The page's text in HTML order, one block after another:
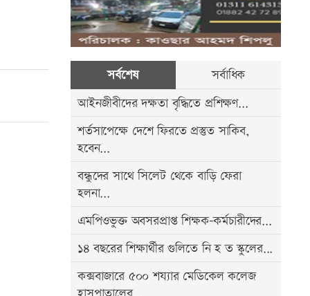
সর্বশেষ
সর্বাধিক
আইনজীবীদের দক্ষতা বৃদ্ধিতে প্রশিক্ষণ...
শর্তসাপেক্ষে দেশে ফিরতে প্রস্তুত সাকিব,
হবেন...
বন্ধুদের সাথে সিলেট থেকে বাড়ি ফেরা
হলনা...
এমপিওভুক্ত অবসরপ্রাপ্ত শিক্ষক-কর্মচারীদের...
১৪ বছরের শিক্ষার্থীর গুলিতে নি হ ত স্কুলের...
কক্সবাজারে ৫০০ শয্যার মেডিকেল কলেজ